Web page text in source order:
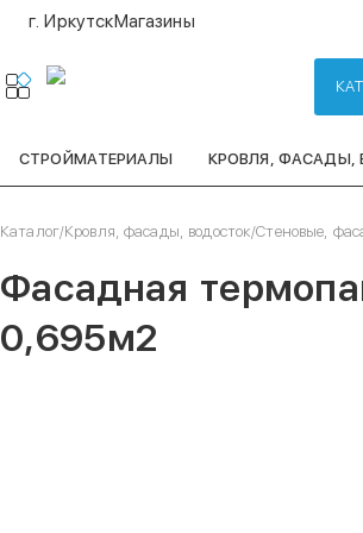
г. ИркутскМагазины
СТРОЙМАТЕРИАЛЫ КРОВЛЯ, ФАСАДЫ,
Каталог/Кровля, фасады, водосток/Стеновые,
Фасадная
0,695м2